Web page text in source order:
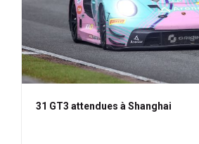
31 GT3 attendues à Shanghai